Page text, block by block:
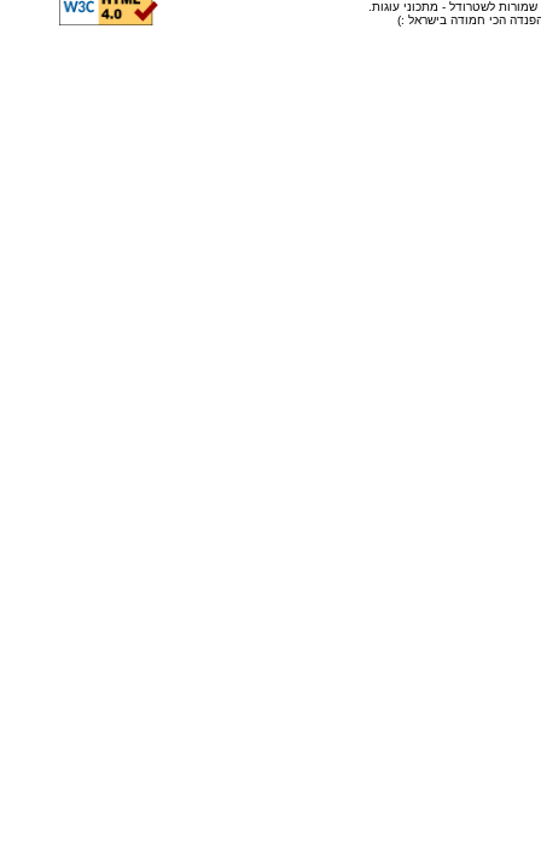
שמורות לשטרודל - מתכוני עוגות.
הכי חמודה בישראל :)